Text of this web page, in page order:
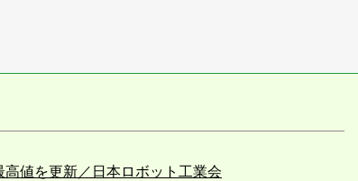
値を更新／日本ロボット工業会